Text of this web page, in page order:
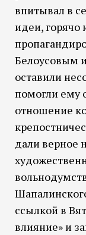
впитывал в
идеи, горячо
Белоусовым
оставили
помогли ему
отношение
дали верное
ссылкой в
влияние» и